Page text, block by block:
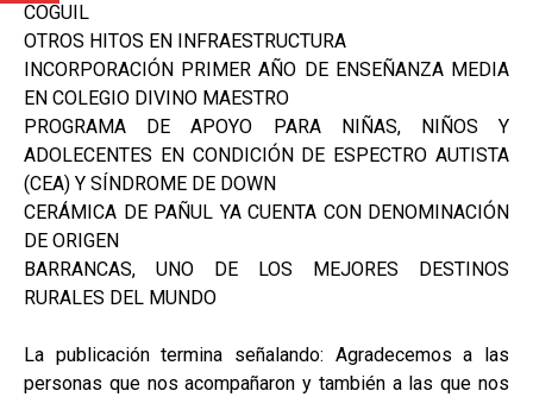
CÓGUIL
OTROS HITOS EN INFRAESTRUCTURA
INCORPORACIÓN PRIMER AÑO DE ENSEÑANZA MEDIA
EN COLEGIO DIVINO MAESTRO
PROGRAMA DE APOYO PARA NIÑAS, NIÑOS Y
ADOLECENTES EN CONDICIÓN DE ESPECTRO AUTISTA
(CEA) Y SÍNDROME DE DOWN
CERÁMICA DE PAÑUL YA CUENTA CON DENOMINACIÓN
DE ORIGEN
BARRANCAS, UNO DE LOS MEJORES DESTINOS
RURALES DEL MUNDO
La publicación termina señalando: Agradecemos a las
personas que nos acompañaron y también a las que nos